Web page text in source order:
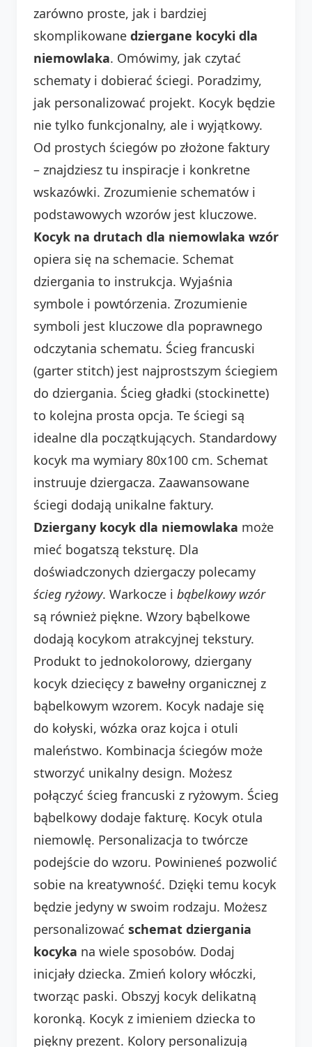
zarówno proste, jak i bardziej
skomplikowane dziergane kocyki dla
niemowlaka. Omówimy, jak czytać
schematy i dobierać ściegi. Poradzimy,
jak personalizować projekt. Kocyk będzie
nie tylko funkcjonalny, ale i wyjątkowy.
Od prostych ściegów po złożone faktury
– znajdziesz tu inspiracje i konkretne
wskazówki. Zrozumienie schematów i
podstawowych wzorów jest kluczowe.
Kocyk na drutach dla niemowlaka wzór
opiera się na schemacie. Schemat
dziergania to instrukcja. Wyjaśnia
symbole i powtórzenia. Zrozumienie
symboli jest kluczowe dla poprawnego
odczytania schematu. Ścieg francuski
(garter stitch) jest najprostszym ściegiem
do dziergania. Ścieg gładki (stockinette)
to kolejna prosta opcja. Te ściegi są
idealne dla początkujących. Standardowy
kocyk ma wymiary 80x100 cm. Schemat
instruuje dziergacza. Zaawansowane
ściegi dodają unikalne faktury.
Dziergany kocyk dla niemowlaka może
mieć bogatszą teksturę. Dla
doświadczonych dziergaczy polecamy
ścieg ryżowy. Warkocze i bąbelkowy wzór
są również piękne. Wzory bąbelkowe
dodają kocykom atrakcyjnej tekstury.
Produkt to jednokolorowy, dziergany
kocyk dziecięcy z bawełny organicznej z
bąbelkowym wzorem. Kocyk nadaje się
do kołyski, wózka oraz kojca i otuli
maleństwo. Kombinacja ściegów może
stworzyć unikalny design. Możesz
połączyć ścieg francuski z ryżowym. Ścieg
bąbelkowy dodaje fakturę. Kocyk otula
niemowlę. Personalizacja to twórcze
podejście do wzoru. Powinieneś pozwolić
sobie na kreatywność. Dzięki temu kocyk
będzie jedyny w swoim rodzaju. Możesz
personalizować schemat dziergania
kocyka na wiele sposobów. Dodaj
inicjały dziecka. Zmień kolory włóczki,
tworząc paski. Obszyj kocyk delikatną
koronką. Kocyk z imieniem dziecka to
piękny prezent. Kolory personalizują